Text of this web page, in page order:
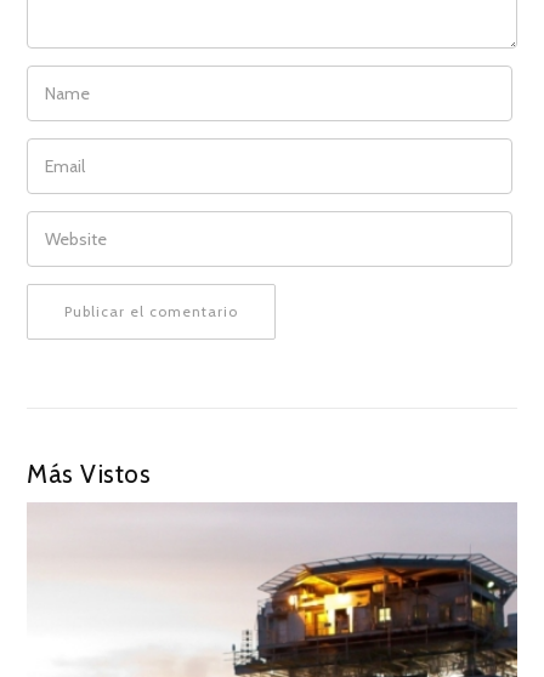
NAME
EMAIL
WEBSITE
Más Vistos